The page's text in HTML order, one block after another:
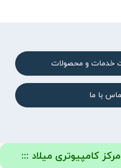
خدمات و محصولات
با ما
کامپیوتری میلاد :::